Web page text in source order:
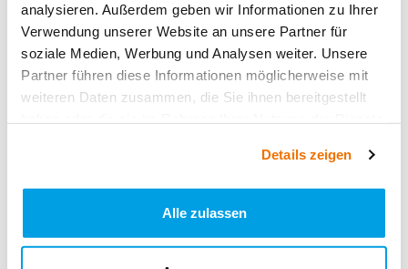
analysieren. Außerdem geben wir Informationen zu Ihrer
Verwendung unserer Website an unsere Partner für
soziale Medien, Werbung und Analysen weiter. Unsere
Partner führen diese Informationen möglicherweise mit
weiteren Daten zusammen, die Sie ihnen bereitgestellt
Details zeigen
Alle zulassen